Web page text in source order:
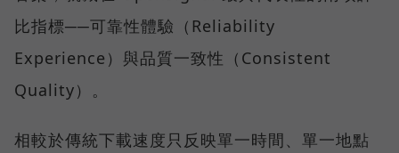
比指標──可靠性體驗（Reliability
Experience）與品質一致性（Consistent
Quality）。
相較於傳統下載速度只反映單一時間、單一地點